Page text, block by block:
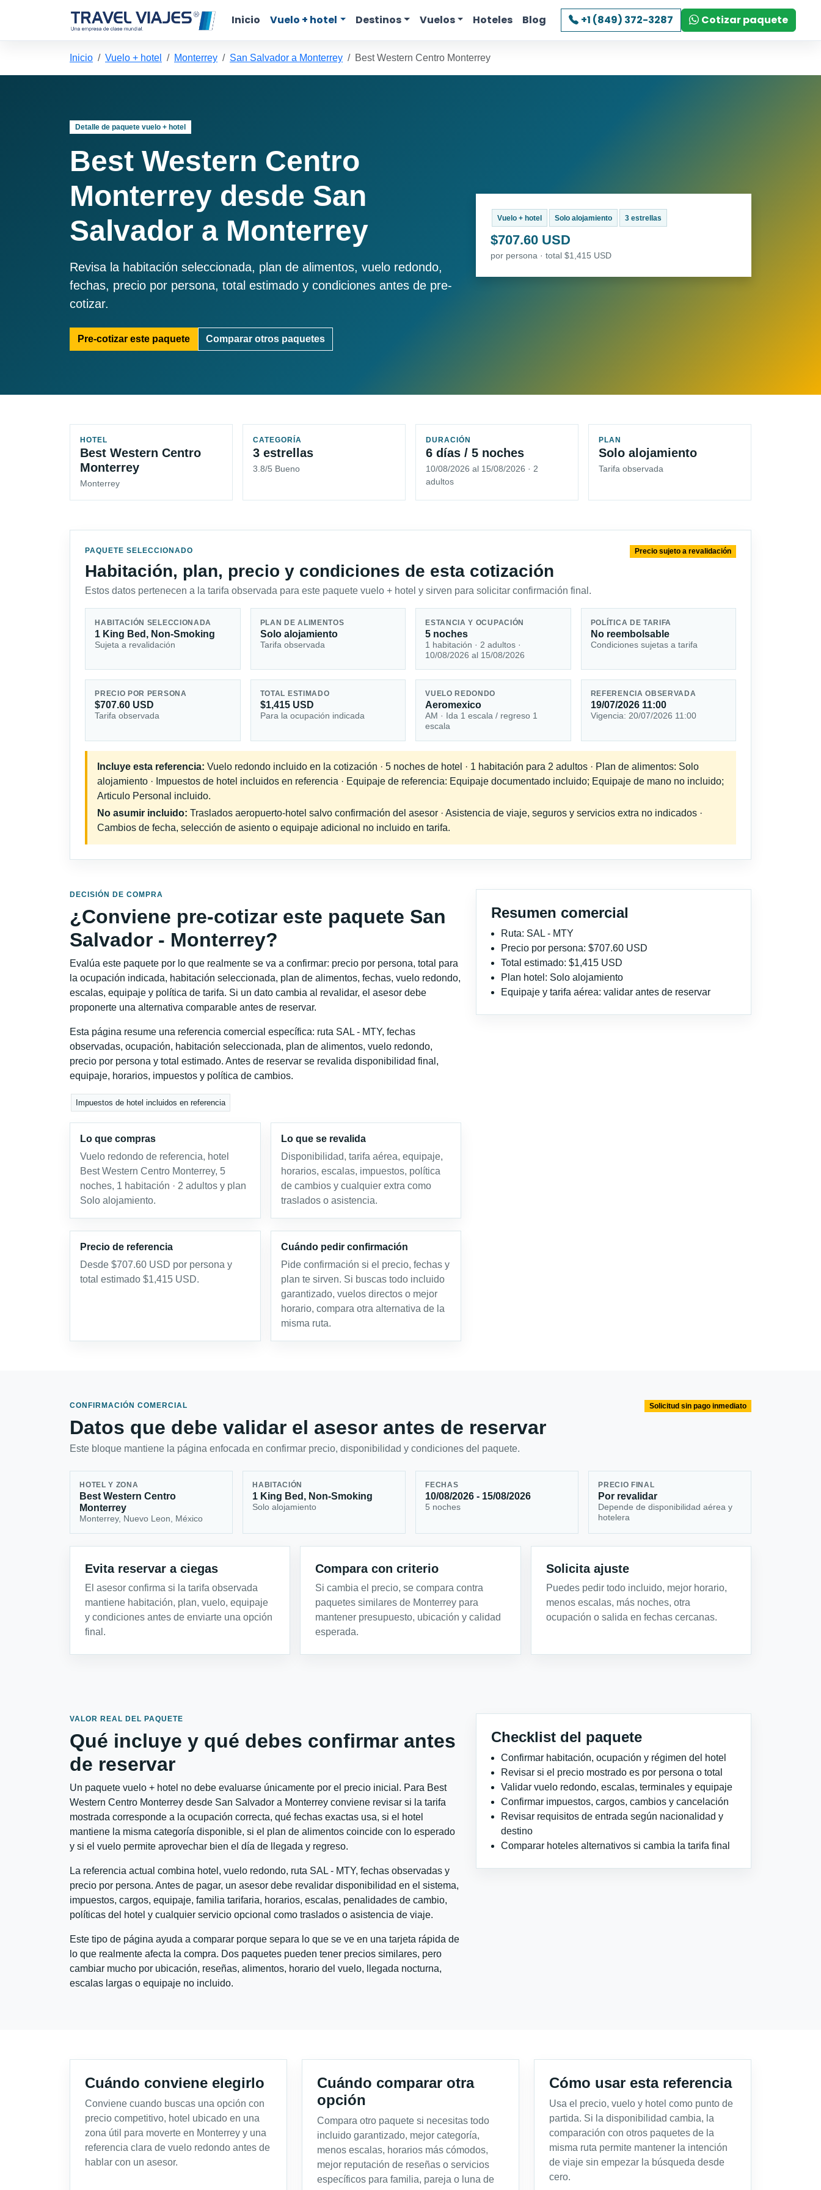
Inicio Vuelo + hotel Destinos Vuelos Hoteles Blog +1 (849) 372-3287 Cotizar paquete
Inicio Vuelo + hotel Monterrey San Salvador a Monterrey Best Western Centro Monterrey
Detalle de paquete vuelo + hotel
Best Western Centro
Monterrey desde San
Salvador a Monterrey
Revisa la habitación seleccionada, plan de alimentos, vuelo redondo,
fechas, precio por persona, total estimado y condiciones antes de pre-
cotizar.
Pre-cotizar este paquete Comparar otros paquetes
Vuelo + hotel Solo alojamiento 3 estrellas
$707.60 USD
por persona · total $1,415 USD
HOTEL
Best Western Centro
Monterrey
Monterrey
CATEGORÍA
3 estrellas
3.8/5 Bueno
DURACIÓN
6 días / 5 noches
10/08/2026 al 15/08/2026 · 2
adultos
PLAN
Solo alojamiento
Tarifa observada
PAQUETE SELECCIONADO
Habitación, plan, precio y condiciones de esta cotización
Estos datos pertenecen a la tarifa observada para este paquete vuelo + hotel y sirven para solicitar confirmación final.
Precio sujeto a revalidación
HABITACIÓN SELECCIONADA
1 King Bed, Non-Smoking
Sujeta a revalidación
PLAN DE ALIMENTOS
Solo alojamiento
Tarifa observada
ESTANCIA Y OCUPACIÓN
5 noches
1 habitación · 2 adultos ·
10/08/2026 al 15/08/2026
POLÍTICA DE TARIFA
No reembolsable
Condiciones sujetas a tarifa
PRECIO POR PERSONA
$707.60 USD
Tarifa observada
TOTAL ESTIMADO
$1,415 USD
Para la ocupación indicada
VUELO REDONDO
Aeromexico
AM · Ida 1 escala / regreso 1
escala
REFERENCIA OBSERVADA
19/07/2026 11:00
Vigencia: 20/07/2026 11:00
Incluye esta referencia: Vuelo redondo incluido en la cotización · 5 noches de hotel · 1 habitación para 2 adultos · Plan de alimentos: Solo
alojamiento · Impuestos de hotel incluidos en referencia · Equipaje de referencia: Equipaje documentado incluido; Equipaje de mano no incluido;
Articulo Personal incluido.
No asumir incluido: Traslados aeropuerto-hotel salvo confirmación del asesor · Asistencia de viaje, seguros y servicios extra no indicados ·
Cambios de fecha, selección de asiento o equipaje adicional no incluido en tarifa.
DECISIÓN DE COMPRA
¿Conviene pre-cotizar este paquete San
Salvador - Monterrey?
Evalúa este paquete por lo que realmente se va a confirmar: precio por persona, total para
la ocupación indicada, habitación seleccionada, plan de alimentos, fechas, vuelo redondo,
escalas, equipaje y política de tarifa. Si un dato cambia al revalidar, el asesor debe
proponerte una alternativa comparable antes de reservar.
Esta página resume una referencia comercial específica: ruta SAL - MTY, fechas
observadas, ocupación, habitación seleccionada, plan de alimentos, vuelo redondo,
precio por persona y total estimado. Antes de reservar se revalida disponibilidad final,
equipaje, horarios, impuestos y política de cambios.
Impuestos de hotel incluidos en referencia
Lo que compras
Vuelo redondo de referencia, hotel
Best Western Centro Monterrey, 5
noches, 1 habitación · 2 adultos y plan
Solo alojamiento.
Lo que se revalida
Disponibilidad, tarifa aérea, equipaje,
horarios, escalas, impuestos, política
de cambios y cualquier extra como
traslados o asistencia.
Precio de referencia
Desde $707.60 USD por persona y
total estimado $1,415 USD.
Cuándo pedir confirmación
Pide confirmación si el precio, fechas y
plan te sirven. Si buscas todo incluido
garantizado, vuelos directos o mejor
horario, compara otra alternativa de la
misma ruta.
Resumen comercial
Ruta: SAL - MTY
Precio por persona: $707.60 USD
Total estimado: $1,415 USD
Plan hotel: Solo alojamiento
Equipaje y tarifa aérea: validar antes de reservar
CONFIRMACIÓN COMERCIAL
Datos que debe validar el asesor antes de reservar
Este bloque mantiene la página enfocada en confirmar precio, disponibilidad y condiciones del paquete.
Solicitud sin pago inmediato
HOTEL Y ZONA
Best Western Centro
Monterrey
Monterrey, Nuevo Leon, México
HABITACIÓN
1 King Bed, Non-Smoking
Solo alojamiento
FECHAS
10/08/2026 - 15/08/2026
5 noches
PRECIO FINAL
Por revalidar
Depende de disponibilidad aérea y
hotelera
Evita reservar a ciegas
El asesor confirma si la tarifa observada
mantiene habitación, plan, vuelo, equipaje
y condiciones antes de enviarte una opción
final.
Compara con criterio
Si cambia el precio, se compara contra
paquetes similares de Monterrey para
mantener presupuesto, ubicación y calidad
esperada.
Solicita ajuste
Puedes pedir todo incluido, mejor horario,
menos escalas, más noches, otra
ocupación o salida en fechas cercanas.
VALOR REAL DEL PAQUETE
Qué incluye y qué debes confirmar antes
de reservar
Un paquete vuelo + hotel no debe evaluarse únicamente por el precio inicial. Para Best
Western Centro Monterrey desde San Salvador a Monterrey conviene revisar si la tarifa
mostrada corresponde a la ocupación correcta, qué fechas exactas usa, si el hotel
mantiene la misma categoría disponible, si el plan de alimentos coincide con lo esperado
y si el vuelo permite aprovechar bien el día de llegada y regreso.
La referencia actual combina hotel, vuelo redondo, ruta SAL - MTY, fechas observadas y
precio por persona. Antes de pagar, un asesor debe revalidar disponibilidad en el sistema,
impuestos, cargos, equipaje, familia tarifaria, horarios, escalas, penalidades de cambio,
políticas del hotel y cualquier servicio opcional como traslados o asistencia de viaje.
Este tipo de página ayuda a comparar porque separa lo que se ve en una tarjeta rápida de
lo que realmente afecta la compra. Dos paquetes pueden tener precios similares, pero
cambiar mucho por ubicación, reseñas, alimentos, horario del vuelo, llegada nocturna,
escalas largas o equipaje no incluido.
Checklist del paquete
Confirmar habitación, ocupación y régimen del hotel
Revisar si el precio mostrado es por persona o total
Validar vuelo redondo, escalas, terminales y equipaje
Confirmar impuestos, cargos, cambios y cancelación
Revisar requisitos de entrada según nacionalidad y
destino
Comparar hoteles alternativos si cambia la tarifa final
Cuándo conviene elegirlo
Conviene cuando buscas una opción con
precio competitivo, hotel ubicado en una
zona útil para moverte en Monterrey y una
referencia clara de vuelo redondo antes de
hablar con un asesor.
Cuándo comparar otra
opción
Compara otro paquete si necesitas todo
incluido garantizado, mejor categoría,
menos escalas, horarios más cómodos,
mejor reputación de reseñas o servicios
específicos para familia, pareja o luna de
Cómo usar esta referencia
Usa el precio, vuelo y hotel como punto de
partida. Si la disponibilidad cambia, la
comparación con otros paquetes de la
misma ruta permite mantener la intención
de viaje sin empezar la búsqueda desde
cero.